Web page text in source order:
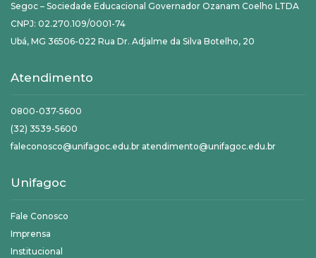
Segoc – Sociedade Educacional Governador Ozanam Coelho LTDA
CNPJ: 02.270.109/0001-74
Ubá, MG 36506-022 Rua Dr. Adjalme da Silva Botelho, 20
Atendimento
0800-037-5600
(32) 3539-5600
faleconosco@unifagoc.edu.br atendimento@unifagoc.edu.br
Unifagoc
Fale Conosco
Imprensa
Institucional